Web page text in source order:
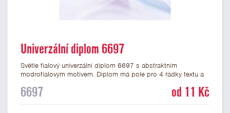
Univerzální diplom 6697
Světle fialový univerzální diplom 6697 s abstraktním
modrofialovým motivem. Diplom má pole pro 4 řádky textu a
ve formátu A4 a A5. Papírový diplom s univerzálním
6697 od 11 Kč